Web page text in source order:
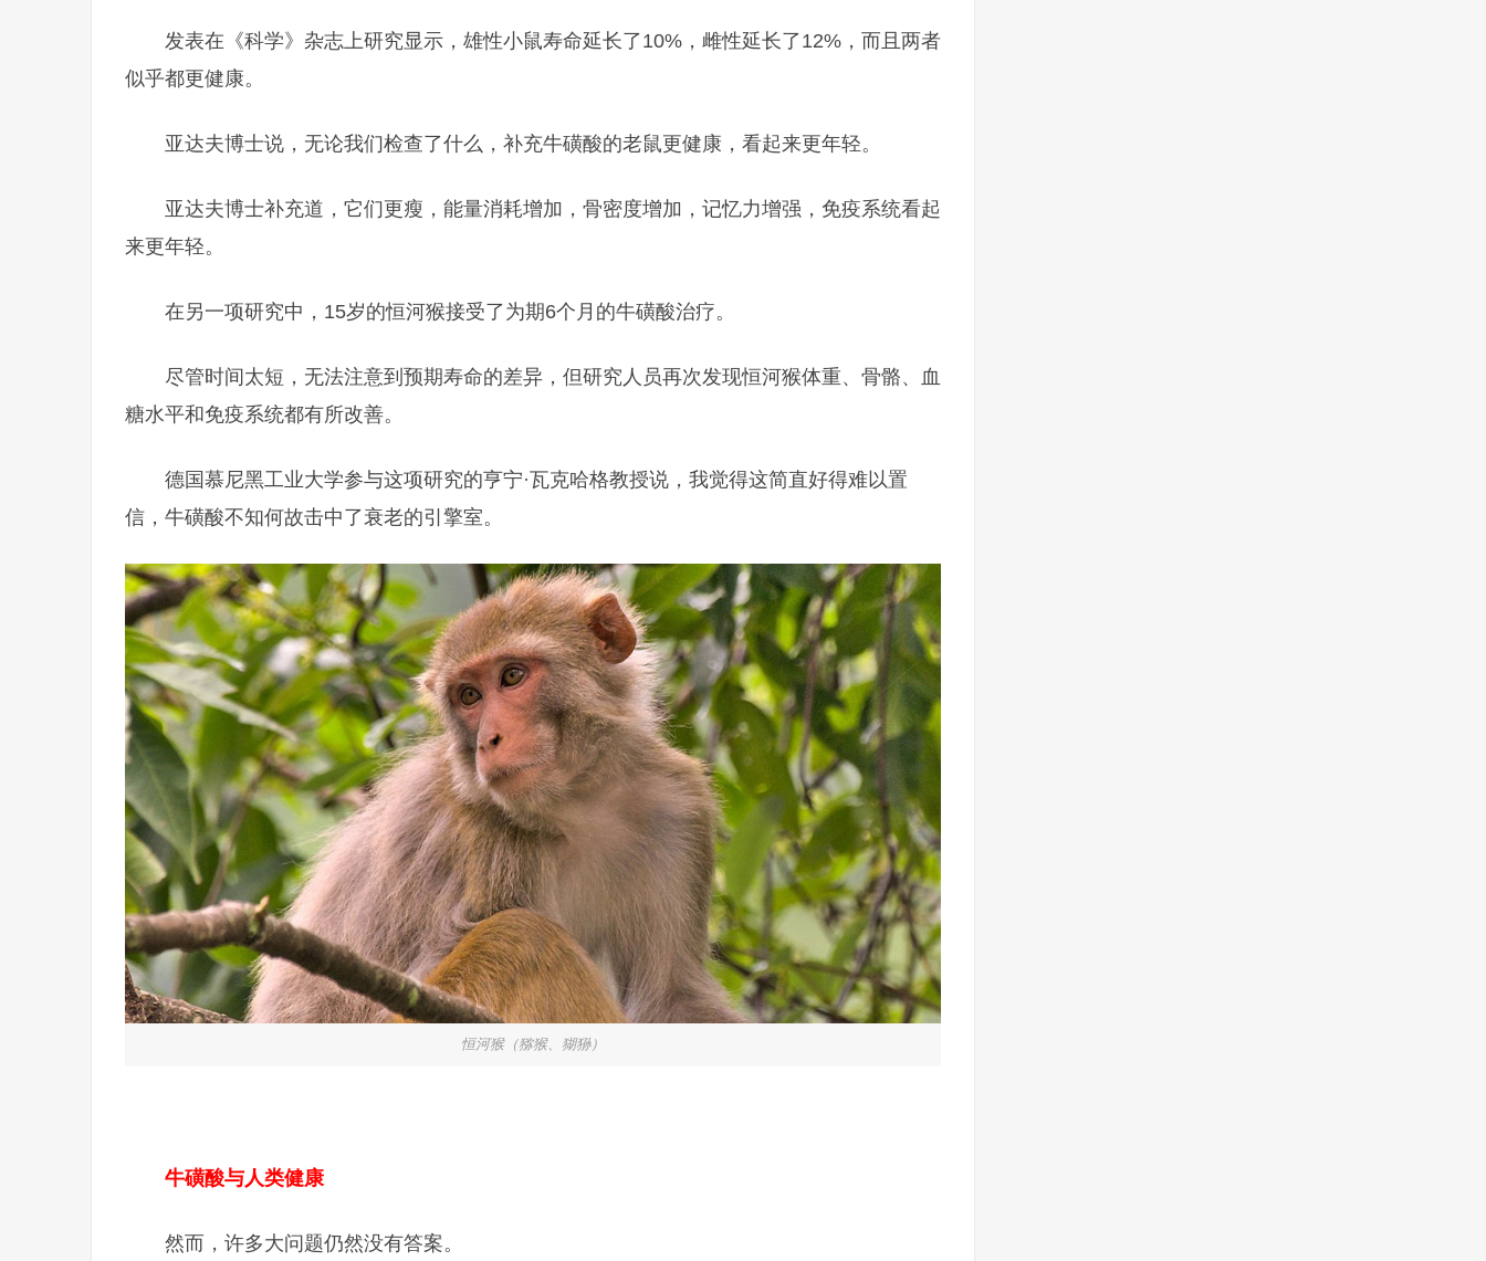
发表在《科学》杂志上研究显示，雄性小鼠寿命延长了10%，雌性延长了12%，而且两者
似乎都更健康。
亚达夫博士说，无论我们检查了什么，补充牛磺酸的老鼠更健康，看起来更年轻。
亚达夫博士补充道，它们更瘦，能量消耗增加，骨密度增加，记忆力增强，免疫系统看起
来更年轻。
在另一项研究中，15岁的恒河猴接受了为期6个月的牛磺酸治疗。
尽管时间太短，无法注意到预期寿命的差异，但研究人员再次发现恒河猴体重、骨骼、血
糖水平和免疫系统都有所改善。
德国慕尼黑工业大学参与这项研究的亨宁·瓦克哈格教授说，我觉得这简直好得难以置
信，牛磺酸不知何故击中了衰老的引擎室。
恒河猴（猕猴、猢狲）
牛磺酸与人类健康
然而，许多大问题仍然没有答案。